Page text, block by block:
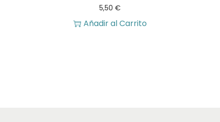
5,50 €
Añadir al Carrito